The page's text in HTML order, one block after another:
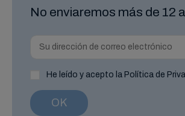
No enviaremos más de 12
He leído y acepto la Política de